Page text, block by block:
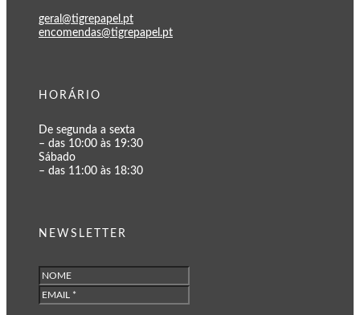
geral@tigrepapel.pt
encomendas@tigrepapel.pt
HORÁRIO
De segunda a sexta
– das 10:00 às 19:30
Sábado
– das 11:00 às 18:30
NEWSLETTER